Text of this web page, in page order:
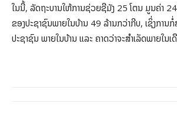
ໃນນີ້, ລັດຖະບານໃຫ້ການຊ່ວຍຊີມັງ 25 ໂຕນ ມູນຄ່າ
ຂອງປະຊາຊົນພາຍໃນບ້ານ 49 ລ້ານກວ່າກີບ, ເຊິ່ງການກໍ່
ປະຊາຊົນ ພາຍໃນບ້ານ ແລະ ຄາດວ່າຈະສໍາເລັດພາຍໃນ